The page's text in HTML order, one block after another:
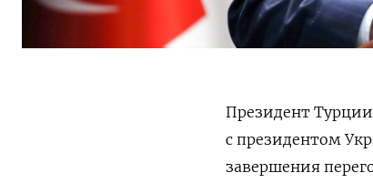
Президент
с президентом
завершения